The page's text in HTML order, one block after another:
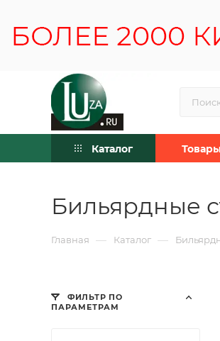
Каталог
Бильярдные
Главная — Каталог —
ФИЛЬТР ПО
ПАРАМЕТРАМ